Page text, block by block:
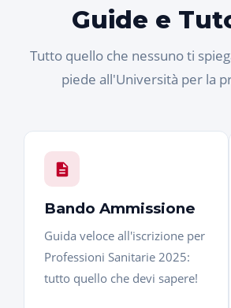
Guide e
Tutto quello che nessuno ti
piede all'Università per la
Bando Ammissione
Guida veloce all'iscrizione per
Professioni Sanitarie 2025:
tutto quello che devi sapere!